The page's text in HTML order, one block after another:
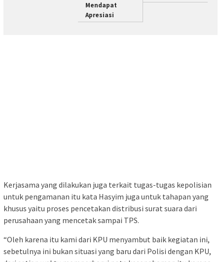
Mendapat
Apresiasi
Kerjasama yang dilakukan juga terkait tugas-tugas kepolisian
untuk pengamanan itu kata Hasyim juga untuk tahapan yang
khusus yaitu proses pencetakan distribusi surat suara dari
perusahaan yang mencetak sampai TPS.
“Oleh karena itu kami dari KPU menyambut baik kegiatan ini,
sebetulnya ini bukan situasi yang baru dari Polisi dengan KPU,